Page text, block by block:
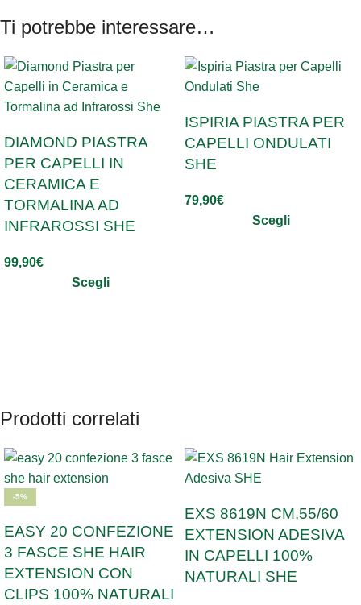
Ti potrebbe interessare…
DIAMOND PIASTRA
PER CAPELLI IN
CERAMICA E
TORMALINA AD
INFRAROSSI SHE
99,90€
Scegli
ISPIRIA PIASTRA PER
CAPELLI ONDULATI
SHE
79,90€
Scegli
Prodotti correlati
-5%
EASY 20 CONFEZIONE
3 FASCE SHE HAIR
EXTENSION CON
CLIPS 100% NATURALI
EXS 8619N CM.55/60
EXTENSION ADESIVA
IN CAPELLI 100%
NATURALI SHE